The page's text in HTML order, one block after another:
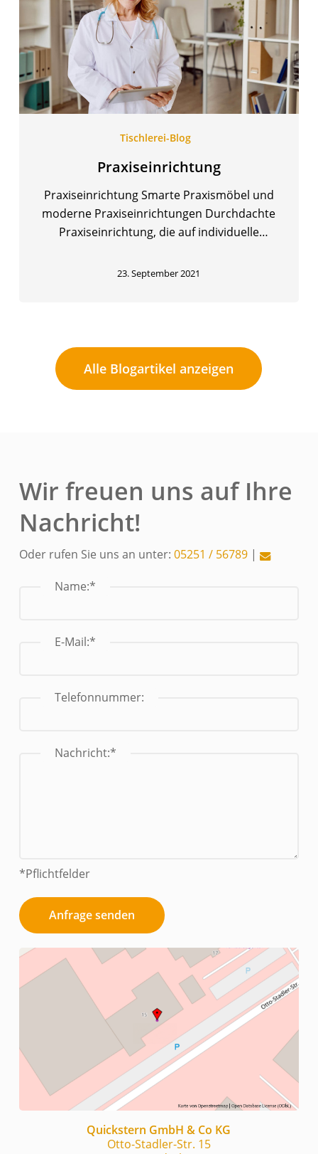
Tischlerei-Blog
Praxiseinrichtung
Praxiseinrichtung Smarte Praxismöbel und
moderne Praxiseinrichtungen Durchdachte
Praxiseinrichtung, die auf individuelle
23. September 2021
Alle Blogartikel anzeigen
Wir freuen uns auf Ihre
Nachricht!
Oder rufen Sie uns an unter:­­ 05251 / 56789|
Name:*
E-Mail:*
Telefonnummer:
Nachricht:*
*Pflichtfelder
Anfrage senden
Quickstern GmbH & Co KG
Otto-Stadler-Str. 15